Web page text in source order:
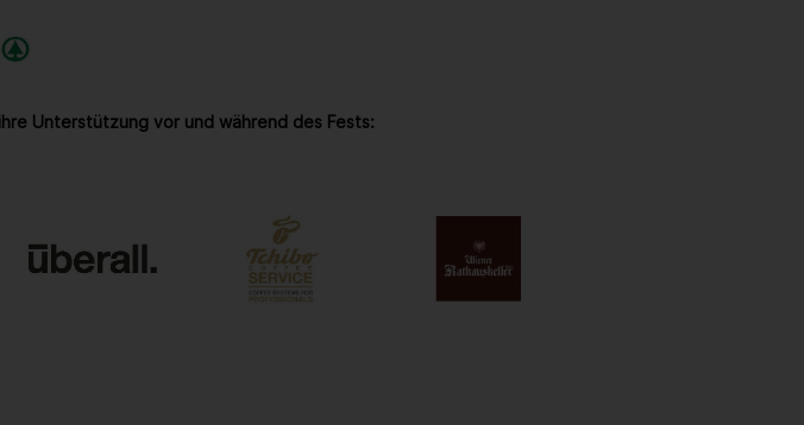
Unterstützung vor und während des Fests: